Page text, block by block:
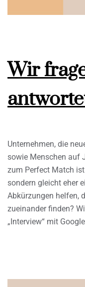
Wir
Unternehmen, die
sowie Menschen auf
zum Perfect Match
sondern gleicht eher
Abkürzungen helfen,
zueinander finden?
„Interview“ mit